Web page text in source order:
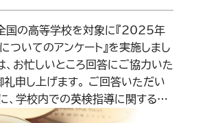
国の高等学校を対象に『2025年
いてのアンケート』を実施しまし
、お忙しいところ回答にご協力いた
礼申し上げます。 ご回答いただい
、学校内での英検指導に関する…